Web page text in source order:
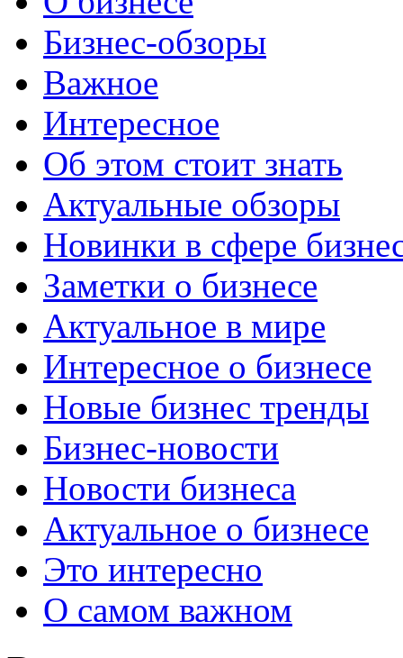
Бизнес-обзоры
Важное
Интересное
Об этом стоит знать
Актуальные обзоры
Новинки в сфере
Заметки о бизнесе
Актуальное в мире
Интересное о бизнесе
Новые бизнес тренды
Бизнес-новости
Новости бизнеса
Актуальное о бизнесе
Это интересно
О самом важном